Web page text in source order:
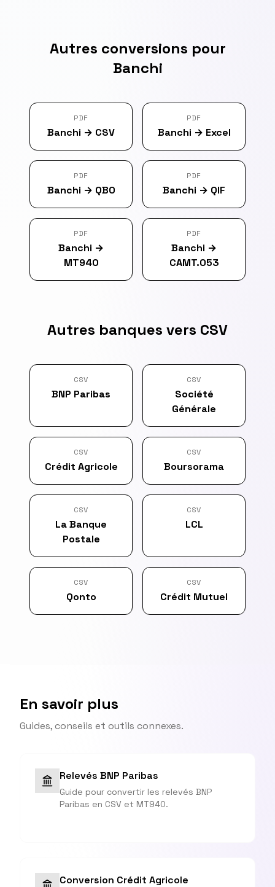
Autres conversions pour
Banchi
PDF
Banchi → CSV
PDF
Banchi → Excel
PDF
Banchi → QBO
PDF
Banchi → QIF
PDF
Banchi →
MT940
PDF
Banchi →
CAMT.053
Autres banques vers CSV
CSV
BNP Paribas
CSV
Société
Générale
CSV
Crédit Agricole
CSV
Boursorama
CSV
La Banque
Postale
CSV
LCL
CSV
Qonto
CSV
Crédit Mutuel
En savoir plus
Guides, conseils et outils connexes.
Relevés BNP Paribas
Guide pour convertir les relevés BNP
Paribas en CSV et MT940.
Conversion Crédit Agricole